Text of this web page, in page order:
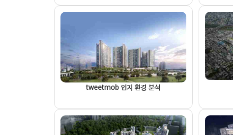
tweetmob 입지 환경 분석